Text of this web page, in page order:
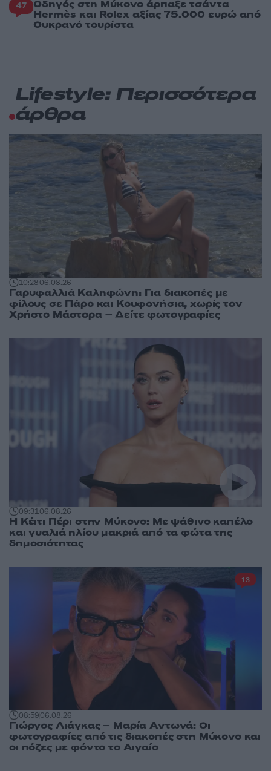
47 Οδηγός στη Μύκονο άρπαξε τσάντα
Hermès και Rolex αξίας 75.000 ευρώ από
Ουκρανό τουρίστα
Lifestyle: Περισσότερα
άρθρα
10:2806.08.26
Γαρυφαλλιά Καληφώνη: Για διακοπές με
φίλους σε Πάρο και Κουφονήσια, χωρίς τον
Χρήστο Μάστορα – Δείτε φωτογραφίες
09:3106.08.26
Η Κέιτι Πέρι στην Μύκονο: Με ψάθινο καπέλο
και γυαλιά ηλίου μακριά από τα φώτα της
δημοσιότητας
08:5906.08.26
Γιώργος Λιάγκας – Μαρία Αντωνά: Οι
φωτογραφίες από τις διακοπές στη Μύκονο και
οι πόζες με φόντο το Αιγαίο
13